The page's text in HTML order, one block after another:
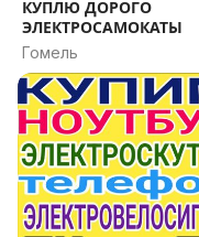
КУПЛЮ ДОРОГО
ЭЛЕКТРОСАМОКАТЫ
Гомель